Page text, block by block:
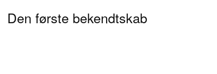
Den første bekendtskab